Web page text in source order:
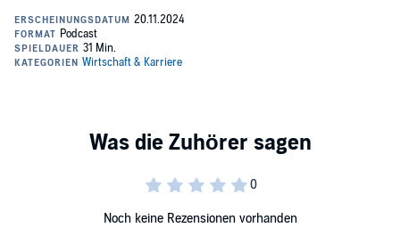
Noch keine Rezensionen vorhanden